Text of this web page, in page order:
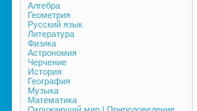
Алгебра
Геометрия
Русский язык
Литература
Физика
Астрономия
Черчение
История
География
Музыка
Математика